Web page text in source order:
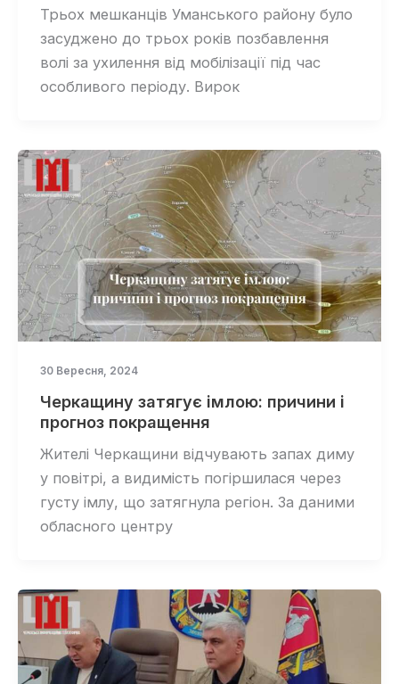
Трьох мешканців Уманського району було
засуджено до трьох років позбавлення
волі за ухилення від мобілізації під час
особливого періоду. Вирок
30 Вересня, 2024
Черкащину затягує імлою: причини і
прогноз покращення
Жителі Черкащини відчувають запах диму
у повітрі, а видимість погіршилася через
густу імлу, що затягнула регіон. За даними
обласного центру